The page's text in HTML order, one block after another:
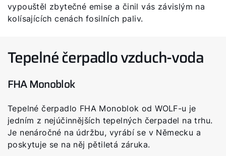
vypouštěl zbytečné emise a činil vás závislým na
kolísajících cenách fosilních paliv.
Tepelné čerpadlo vzduch-voda
FHA Monoblok
Tepelné čerpadlo FHA Monoblok od WOLF-u je
jedním z nejúčinnějších tepelných čerpadel na trhu.
Je nenáročné na údržbu, vyrábí se v Německu a
poskytuje se na něj pětiletá záruka.